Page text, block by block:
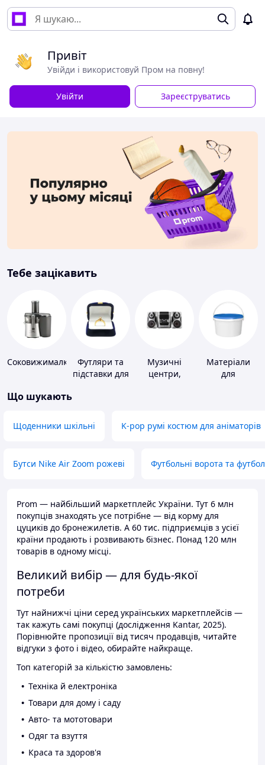
Привіт
Увійди і використовуй Пром на повну!
Увійти Зареєструватись
Тебе зацікавить
Соковижималки
Футляри та
підставки для
Музичні
центри,
Матеріали
для
Що шукають
Щоденники шкільні K-pop румі костюм для аніматорів
Бутси Nike Air Zoom рожеві Футбольні ворота та
Prom — найбільший маркетплейс України. Тут 6 млн
покупців знаходять усе потрібне — від корму для
цуциків до бронежилетів. А 60 тис. підприємців з усієї
країни продають і розвивають бізнес. Понад 120 млн
товарів в одному місці.
Великий вибір — для будь-якої
потреби
Тут найнижчі ціни серед українських маркетплейсів —
так кажуть самі покупці (дослідження Kantar, 2025).
Порівнюйте пропозиції від тисяч продавців, читайте
відгуки з фото і відео, обирайте найкраще.
Топ категорій за кількістю замовлень:
Техніка й електроніка
Товари для дому і саду
Авто- та мототовари
Одяг та взуття
Краса та здоров'я